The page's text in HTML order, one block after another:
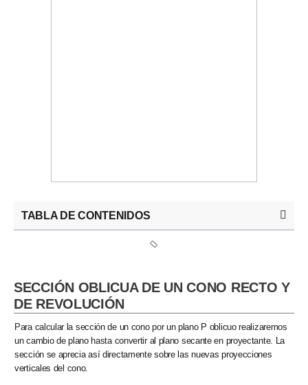
TABLA DE CONTENIDOS
SECCIÓN OBLICUA DE UN CONO RECTO Y
DE REVOLUCIÓN
Para calcular la sección de un cono por un plano P oblicuo realizaremos
uncambio de plano hasta convertir al plano secante en proyectante. La
sección se aprecia así directamente sobre las nuevas proyecciones
verticales del cono.